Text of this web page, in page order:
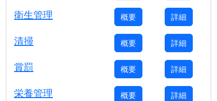
衛生管理 概要 詳細
清掃 概要 詳細
賞罰 概要 詳細
栄養管理 概要 詳細